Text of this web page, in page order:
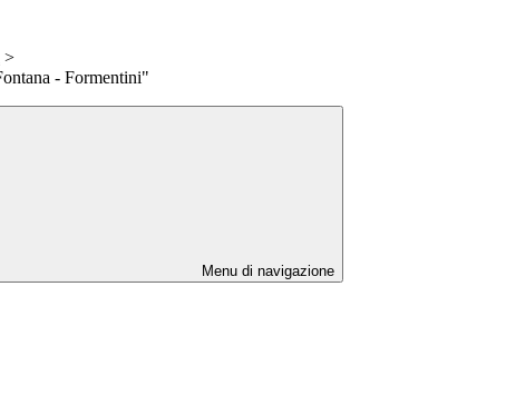
>
- Formentini"
Menu di navigazione